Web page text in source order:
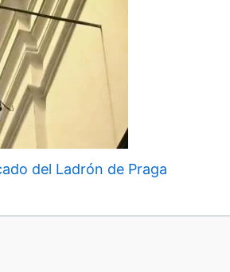
del Ladrón de Praga